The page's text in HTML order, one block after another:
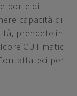
porte di
capacità di
prendete in
CUT matic
per